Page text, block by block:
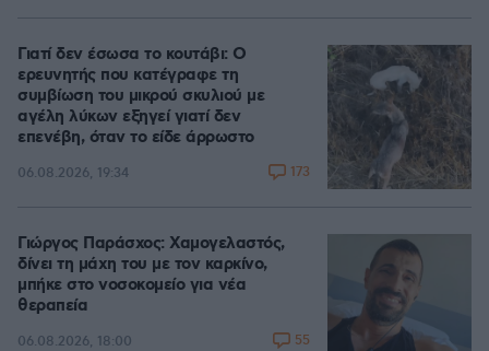
Γιατί δεν έσωσα το κουτάβι: Ο
ερευνητής που κατέγραφε τη
συμβίωση του μικρού σκυλιού με
αγέλη λύκων εξηγεί γιατί δεν
επενέβη, όταν το είδε άρρωστο
06.08.2026, 19:34 173
Γιώργος Παράσχος: Χαμογελαστός,
δίνει τη μάχη του με τον καρκίνο,
μπήκε στο νοσοκομείο για νέα
θεραπεία
06.08.2026, 18:00 55